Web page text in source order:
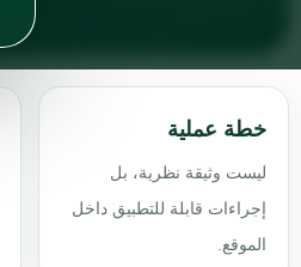
خطة عملية
ليست وثيقة نظرية، بل
إجراءات قابلة للتطبيق داخل
الموقع.